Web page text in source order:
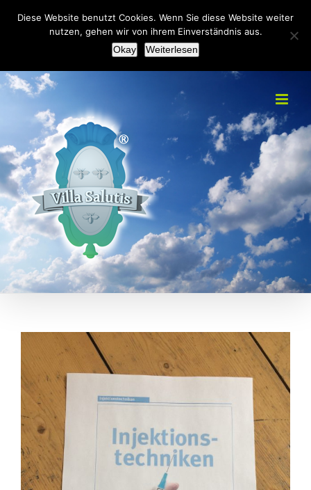
+49(0)2151 451092 info@villa-salutis.de
Facebook
grösseres
Bild
Diese Website benutzt Cookies. Wenn Sie diese Website weiter
nutzen, gehen wir von ihrem Einverständnis aus.
Okay
Weiterlesen